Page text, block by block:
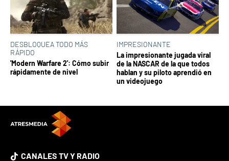
DESBLOQUEA TODO MÁS
RÁPIDO
'Modern Warfare 2': Cómo subir
rápidamente de nivel
IMPRESIONANTE
La impresionante jugada viral
de la NASCAR de la que todos
hablan y su piloto aprendió en
un videojuego
CANALES TV Y RADIO